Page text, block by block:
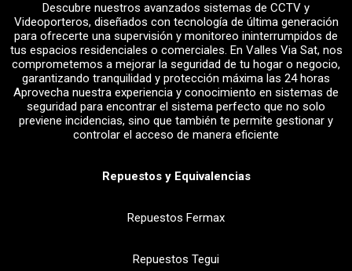
Descubre nuestros avanzados sistemas de CCTV y
Videoporteros, diseñados con tecnología de última generación
para ofrecerte una supervisión y monitoreo ininterrumpidos de
tus espacios residenciales o comerciales. En Valles Via Sat, nos
comprometemos a mejorar la seguridad de tu hogar o negocio,
garantizando tranquilidad y protección máxima las 24 horas
Aprovecha nuestra experiencia y conocimiento en sistemas de
seguridad para encontrar el sistema perfecto que no solo
previene incidencias, sino que también te permite gestionar y
controlar el acceso de manera eficiente
Repuestos y Equivalencias
Repuestos Fermax
Repuestos Tegui